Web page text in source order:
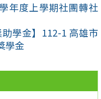
年度上學期社團轉社
助學金】112-1 高雄市
學金